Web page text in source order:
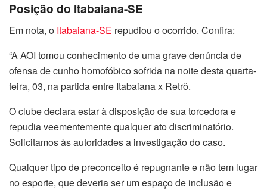
Posição do Itabaiana-SE
Em nota, o Itabaiana-SE repudiou o ocorrido. Confira:
“A AOI tomou conhecimento de uma grave denúncia de
ofensa de cunho homofóbico sofrida na noite desta quarta-
feira, 03, na partida entre Itabaiana x Retrô.
O clube declara estar à disposição de sua torcedora e
repudia veementemente qualquer ato discriminatório.
Solicitamos às autoridades a investigação do caso.
Qualquer tipo de preconceito é repugnante e não tem lugar
no esporte, que deveria ser um espaço de inclusão e